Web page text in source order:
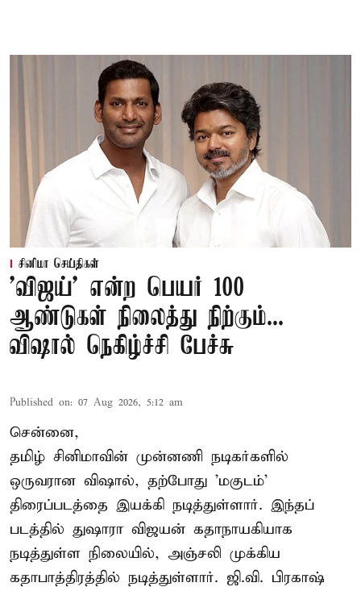
சினிமா செய்திகள்
'விஜய்' என்ற பெயர் 100
ஆண்டுகள் நிலைத்து நிற்கும்...
விஷால் நெகிழ்ச்சி பேச்சு
Published on: 07 Aug 2026, 5:12 am
சென்னை,
தமிழ் சினிமாவின் முன்னணி நடிகர்களில்
ஒருவரான விஷால், தற்போது 'மகுடம்'
திரைப்படத்தை இயக்கி நடித்துள்ளார். இந்தப்
படத்தில் துஷாரா விஜயன் கதாநாயகியாக
நடித்துள்ள நிலையில், அஞ்சலி முக்கிய
கதாபாத்திரத்தில் நடித்துள்ளார். ஜி.வி. பிரகாஷ்